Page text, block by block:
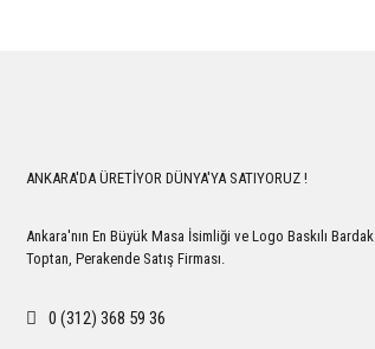
ANKARA'DA ÜRETİYOR DÜNYA'YA SATIYORUZ !
Ankara'nın En Büyük Masa İsimliği ve Logo Baskılı Bardak
Toptan, Perakende Satış Firması.
0 (312) 368 59 36